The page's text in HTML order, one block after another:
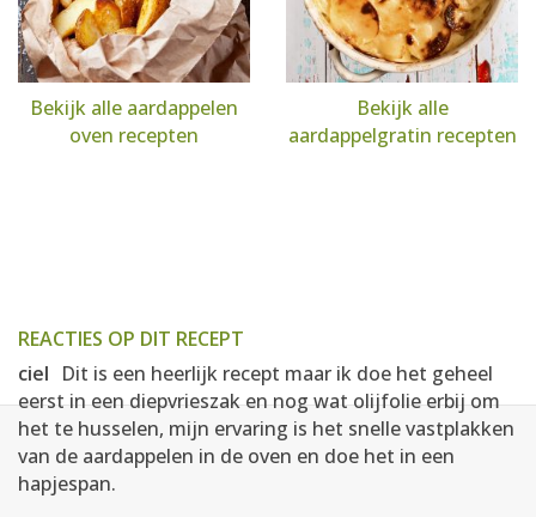
Bekijk alle aardappelen
oven recepten
Bekijk alle
aardappelgratin recepten
REACTIES OP DIT RECEPT
ciel Dit is een heerlijk recept maar ik doe het geheel
eerst in een diepvrieszak en nog wat olijfolie erbij om
het te husselen, mijn ervaring is het snelle vastplakken
van de aardappelen in de oven en doe het in een
hapjespan.